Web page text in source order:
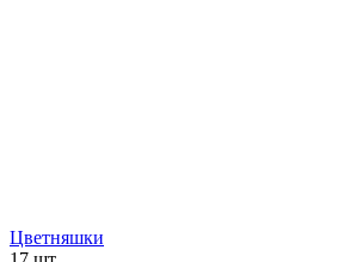
Цветняшки